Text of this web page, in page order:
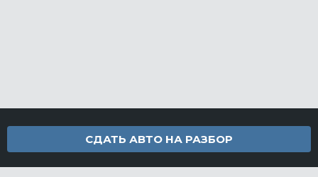
СДАТЬ АВТО НА РАЗБОР